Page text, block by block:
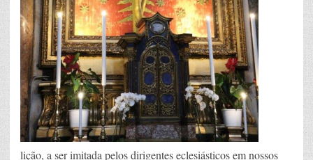
lição, a ser imitada pelos dirigentes eclesiásticos em nossos